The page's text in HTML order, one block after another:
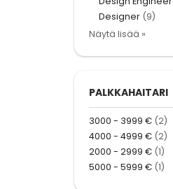
Designer (9)
Näytä lisää »
PALKKAHAITARI
3000 - 3999 € (2)
4000 - 4999 € (2)
2000 - 2999 € (1)
5000 - 5999 € (1)